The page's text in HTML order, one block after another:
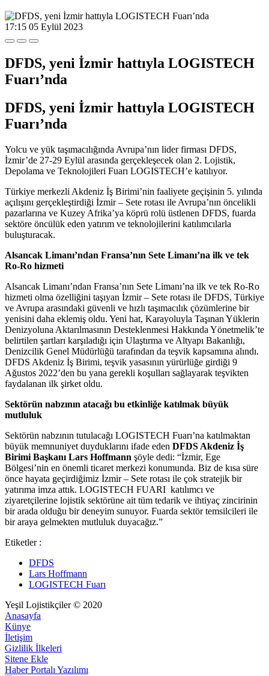
17:15 05 Eylül 2023
DFDS, yeni İzmir hattıyla LOGISTECH
Fuarı’nda
DFDS, yeni İzmir hattıyla LOGISTECH
Fuarı’nda
Yolcu ve yük taşımacılığında Avrupa’nın lider firması DFDS,
İzmir’de 27-29 Eylül arasında gerçekleşecek olan 2. Lojistik,
Depolama ve Teknolojileri Fuarı LOGISTECH’e katılıyor.
Türkiye merkezli Akdeniz İş Birimi’nin faaliyete geçişinin 5. yılında
açılışını gerçekleştirdiği İzmir – Sete rotası ile Avrupa’nın öncelikli
pazarlarına ve Kuzey Afrika’ya köprü rolü üstlenen DFDS, fuarda
sektöre öncülük eden yatırım ve teknolojilerini katılımcılarla
buluşturacak.
Alsancak Limanı’ndan Fransa’nın Sete Limanı’na ilk ve tek
Ro-Ro hizmeti
Alsancak Limanı’ndan Fransa’nın Sete Limanı’na ilk ve tek Ro-Ro
hizmeti olma özelliğini taşıyan İzmir – Sete rotası ile DFDS, Türkiye
ve Avrupa arasındaki güvenli ve hızlı taşımacılık çözümlerine bir
yenisini daha eklemiş oldu. Yeni hat, Karayoluyla Taşınan Yüklerin
Denizyoluna Aktarılmasının Desteklenmesi Hakkında Yönetmelik’te
belirtilen şartları karşıladığı için Ulaştırma ve Altyapı Bakanlığı,
Denizcilik Genel Müdürlüğü tarafından da teşvik kapsamına alındı.
DFDS Akdeniz İş Birimi, teşvik yasasının yürürlüğe girdiği 9
Ağustos 2022’den bu yana gerekli koşulları sağlayarak teşvikten
faydalanan ilk şirket oldu.
Sektörün nabzının atacağı bu etkinliğe katılmak büyük
mutluluk
Sektörün nabzının tutulacağı LOGISTECH Fuarı’na katılmaktan
büyük memnuniyet duyduklarını ifade eden DFDS Akdeniz İş
Birimi Başkanı Lars Hoffmann şöyle dedi: “İzmir, Ege
Bölgesi’nin en önemli ticaret merkezi konumunda. Biz de kısa süre
önce hayata geçirdiğimiz İzmir – Sete rotası ile çok stratejik bir
yatırıma imza attık. LOGISTECH FUARI katılımcı ve
ziyaretçilerine lojistik sektörüne ait tüm tedarik ve ihtiyaç zincirinin
bir arada olduğu bir deneyim sunuyor. Fuarda sektör temsilcileri ile
bir araya gelmekten mutluluk duyacağız.”
Etiketler :
DFDS
Lars Hoffmann
LOGISTECH Fuarı
Yeşil Lojistikçiler © 2020
Anasayfa
Künye
İletişim
Gizlilik İlkeleri
Sitene Ekle
Haber Portalı Yazılımı